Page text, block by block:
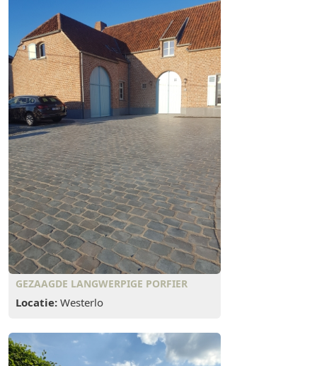
GEZAAGDE LANGWERPIGE PORFIER
Locatie: Westerlo